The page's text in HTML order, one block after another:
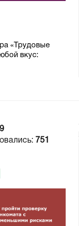
«Трудовые
вкус:
751